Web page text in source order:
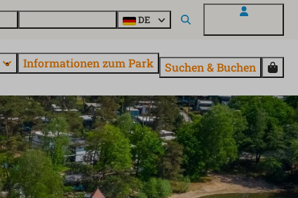
DE
Informationen zum Park Suchen & Buchen